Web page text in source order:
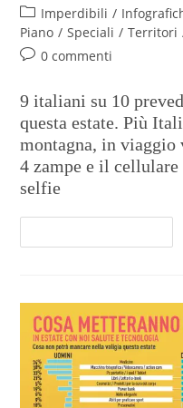
Imperdibili /
Piano / Speciali / Territori
0 commenti
9 italiani su 10
questa estate. Più
montagna, in viaggio
4 zampe e il
selfie